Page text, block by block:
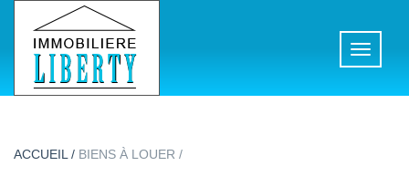
Toggle
ACCUEIL / BIENS À LOUER /